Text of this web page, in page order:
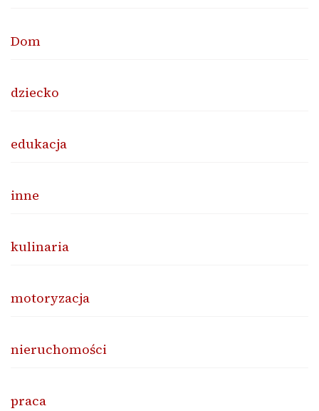
Dom
dziecko
edukacja
inne
kulinaria
motoryzacja
nieruchomości
praca